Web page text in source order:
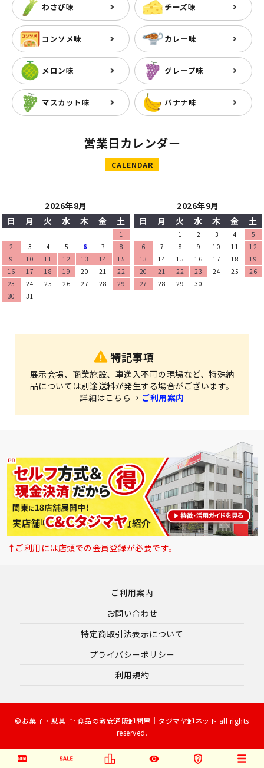
わさび味 チーズ味
コンソメ味 カレー味
メロン味 グレープ味
マスカット味 バナナ味
営業日カレンダー
CALENDAR
2026年8月
日
月 火 水 木 金 土
1
2
3 4 5 6 7
8
9
10 11 12 13 14
15
16
17 18 19 20 21
22
23
24 25 26 27 28
29
30
31
2026年9月
日
月 火 水 木 金 土
1 2 3 4
5
6
7 8 9 10 11
12
13
14 15 16 17 18
19
20
21 22 23 24 25
26
27
28 29 30
特記事項
展示会場、商業施設、車進入不可の現場など、特殊納
品については別途送料が発生する場合がございます。
詳細はこちら→ ご利用案内
↑ご利用には店頭での会員登録が必要です。
ご利用案内
お問い合わせ
特定商取引法表示について
プライバシーポリシー
利用規約
©お菓子・駄菓子･食品の激安通販卸問屋｜タジマヤ卸ネット all rights
reserved.